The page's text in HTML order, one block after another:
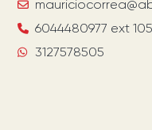
6044480977 ext 105
3127578505